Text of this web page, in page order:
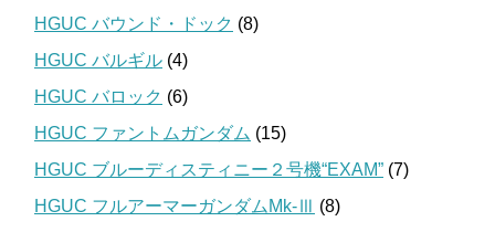
HGUC バウンド・ドック (8)
HGUC バルギル (4)
HGUC バロック (6)
HGUC ファントムガンダム (15)
HGUC ブルーディスティニー２号機“EXAM” (7)
HGUC フルアーマーガンダムMk-Ⅲ (8)